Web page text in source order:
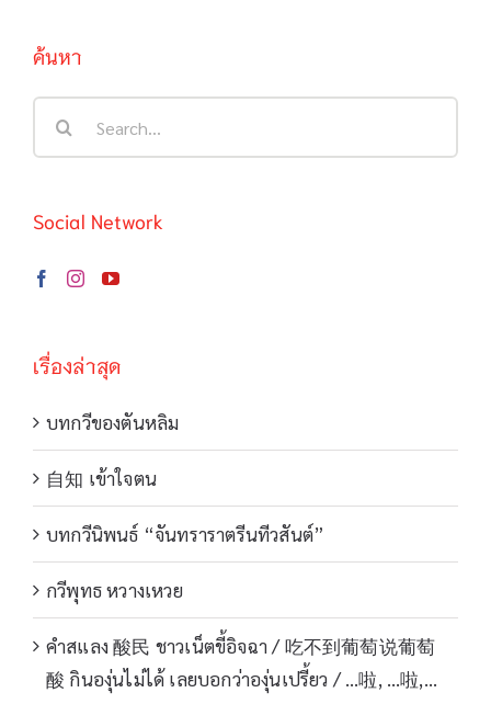
ค้นหา
Social Network
เรื่องล่าสุด
บทกวีของตันหลิม
自知 เข้าใจตน
บทกวีนิพนธ์ “จันทราราตรีนทีวสันต์”
กวีพุทธ หวางเหวย
คำสแลง 酸民 ชาวเน็ตขี้อิจฉา / 吃不到葡萄说葡萄
酸 กินองุ่นไม่ได้ เลยบอกว่าองุ่นเปรี้ยว / …啦, …啦,…